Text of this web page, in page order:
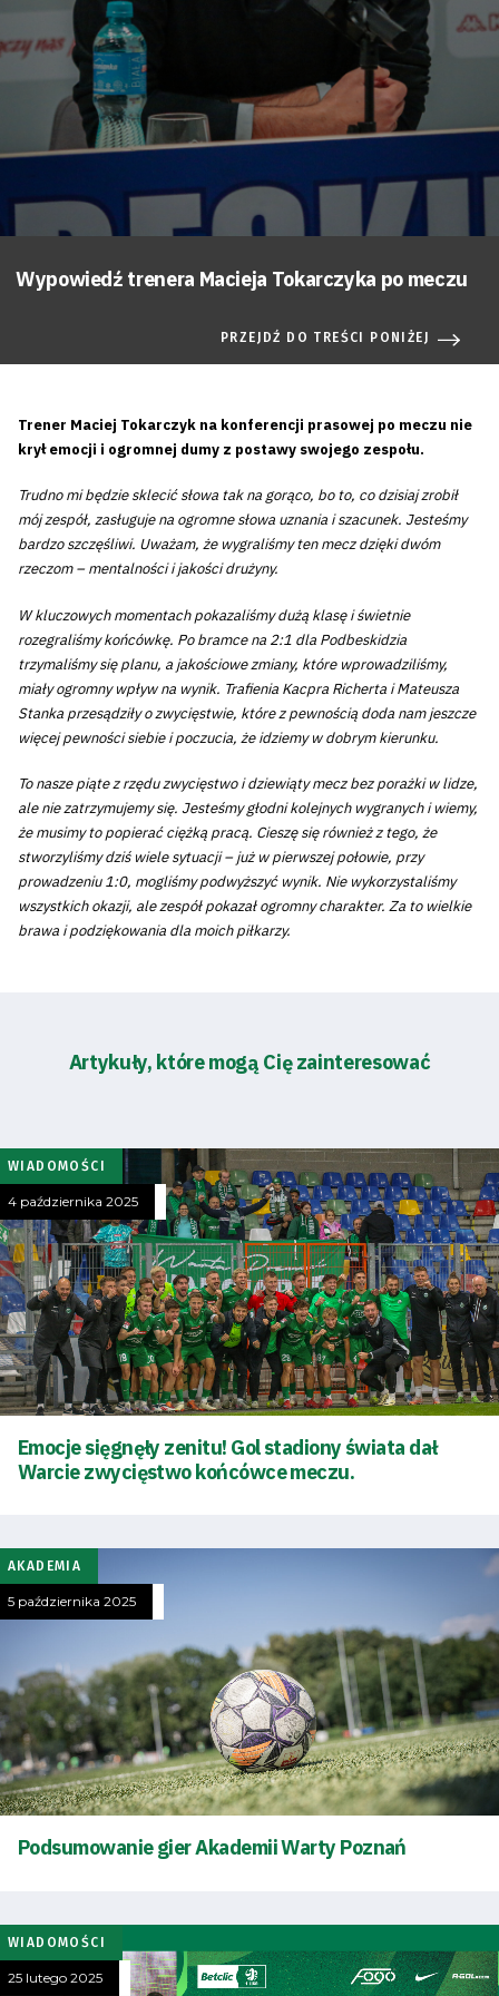
Wypowiedź trenera Macieja Tokarczyka po meczu
PRZEJDŹ DO TREŚCI PONIŻEJ
Trener Maciej Tokarczyk na konferencji prasowej po meczu nie
krył emocji i ogromnej dumy z postawy swojego zespołu.
Trudno mi będzie sklecić słowa tak na gorąco, bo to, co dzisiaj zrobił
mój zespół, zasługuje na ogromne słowa uznania i szacunek. Jesteśmy
bardzo szczęśliwi. Uważam, że wygraliśmy ten mecz dzięki dwóm
rzeczom – mentalności i jakości drużyny.
W kluczowych momentach pokazaliśmy dużą klasę i świetnie
rozegraliśmy końcówkę. Po bramce na 2:1 dla Podbeskidzia
trzymaliśmy się planu, a jakościowe zmiany, które wprowadziliśmy,
miały ogromny wpływ na wynik. Trafienia Kacpra Richerta i Mateusza
Stanka przesądziły o zwycięstwie, które z pewnością doda nam jeszcze
więcej pewności siebie i poczucia, że idziemy w dobrym kierunku.
To nasze piąte z rzędu zwycięstwo i dziewiąty mecz bez porażki w lidze,
ale nie zatrzymujemy się. Jesteśmy głodni kolejnych wygranych i wiemy,
że musimy to popierać ciężką pracą. Cieszę się również z tego, że
stworzyliśmy dziś wiele sytuacji – już w pierwszej połowie, przy
prowadzeniu 1:0, mogliśmy podwyższyć wynik. Nie wykorzystaliśmy
wszystkich okazji, ale zespół pokazał ogromny charakter. Za to wielkie
brawa i podziękowania dla moich piłkarzy.
Artykuły, które mogą Cię zainteresować
WIADOMOŚCI
4 października 2025
Emocje sięgnęły zenitu! Gol stadiony świata dał
Warcie zwycięstwo końcówce meczu.
AKADEMIA
5 października 2025
Podsumowanie gier Akademii Warty Poznań
WIADOMOŚCI
25 lutego 2025